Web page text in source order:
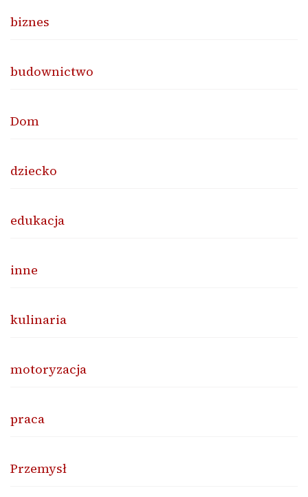
biznes
budownictwo
Dom
dziecko
edukacja
inne
kulinaria
motoryzacja
praca
Przemysł